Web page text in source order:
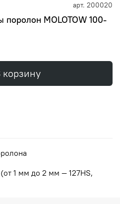
арт. 200020
поролон MOLOTOW 100-
корзину
1 мм до 2 мм — 127HS,